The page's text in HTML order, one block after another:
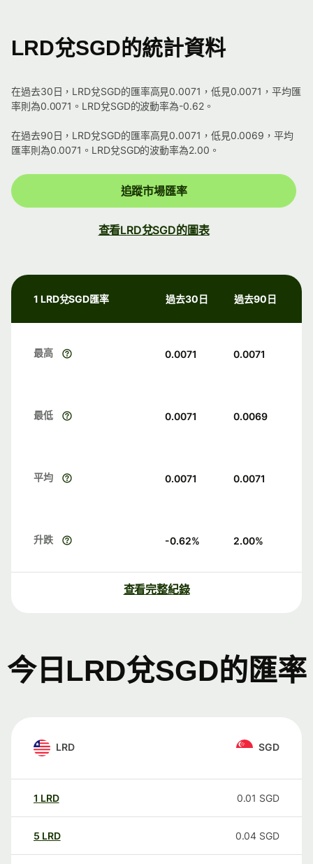
LRD兌SGD的統計資料
在過去30日，LRD兌SGD的匯率高見0.0071，低見0.0071，平均匯
率則為0.0071。LRD兌SGD的波動率為-0.62。
在過去90日，LRD兌SGD的匯率高見0.0071，低見0.0069，平均
匯率則為0.0071。LRD兌SGD的波動率為2.00。
追蹤市場匯率
查看LRD兌SGD的圖表
1 LRD兌SGD匯率 過去30日 過去90日
最高 0.0071 0.0071
最低 0.0071 0.0069
平均 0.0071 0.0071
升跌 -0.62% 2.00%
查看完整紀錄
今日LRD兌SGD的匯率
LRD SGD
1 LRD 0.01 SGD
5 LRD 0.04 SGD